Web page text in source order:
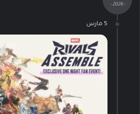
- 2026 -
5 مارس